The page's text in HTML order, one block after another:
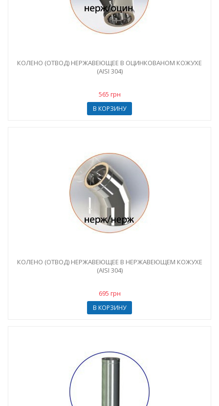
КОЛЕНО (ОТВОД) НЕРЖАВЕЮЩЕЕ В ОЦИНКОВАНОМ КОЖУХЕ
(AISI 304)
565 грн
В КОРЗИНУ
КОЛЕНО (ОТВОД) НЕРЖАВЕЮЩЕЕ В НЕРЖАВЕЮЩЕМ КОЖУХЕ
(AISI 304)
695 грн
В КОРЗИНУ